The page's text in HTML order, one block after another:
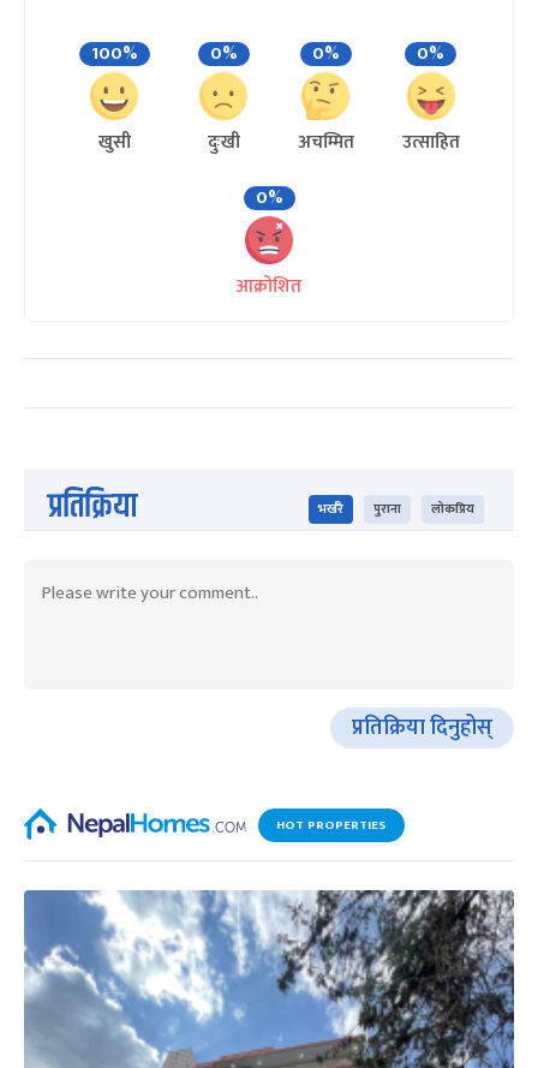
100%
खुसी
0%
दुःखी
0%
अचम्मित
0%
उत्साहित
0%
आक्रोशित
प्रतिक्रिया भर्खरै पुराना लोकप्रिय
प्रतिक्रिया दिनुहोस्
HOT PROPERTIES